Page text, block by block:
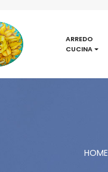
ARREDO
CUCINA
HOME